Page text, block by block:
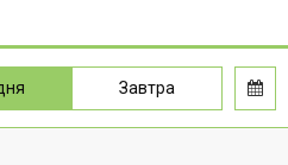
Завтра